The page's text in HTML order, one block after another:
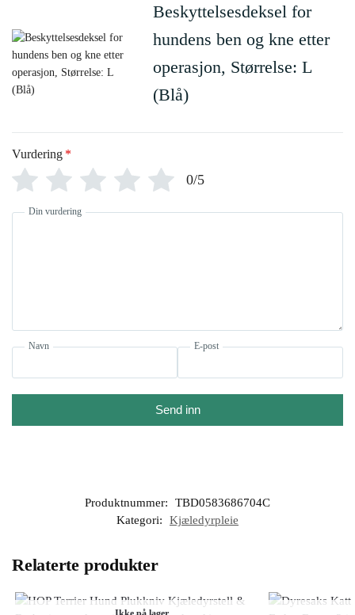
Beskyttelsesdeksel for
hundens ben og kne etter
operasjon, Størrelse: L
(Blå)
Vurdering *
0/5
Din vurdering
Navn E-post
Send inn
Produktnummer:
TBD0583686704C
Kategori:
Kjæledyrpleie
Relaterte produkter